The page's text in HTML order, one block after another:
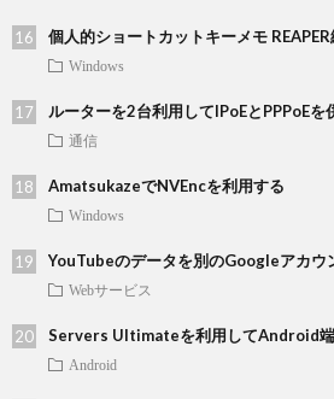
個人的ショートカットキーメモ REAPER
Windows
ルーターを2台利用してIPoEとPPPoEを
通信
AmatsukazeでNVEncを利用する
Windows
YouTubeのデータを別のGoogleアカウ
Webサービス
Servers Ultimateを利用してAndroid端
Android